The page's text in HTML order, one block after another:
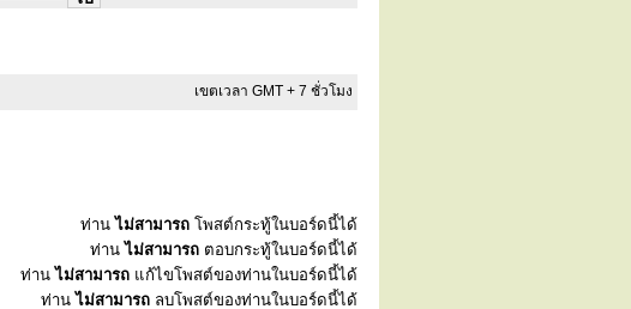
เขตเวลา GMT + 7 ชั่วโมง
ท่านไม่สามารถ โพสต์กระทู้ในบอร์ดนี้ได้
ท่านไม่สามารถ ตอบกระทู้ในบอร์ดนี้ได้
ท่านไม่สามารถ แก้ไขโพสต์ของท่านในบอร์ดนี้ได้
ท่านไม่สามารถ ลบโพสต์ของท่านในบอร์ดนี้ได้